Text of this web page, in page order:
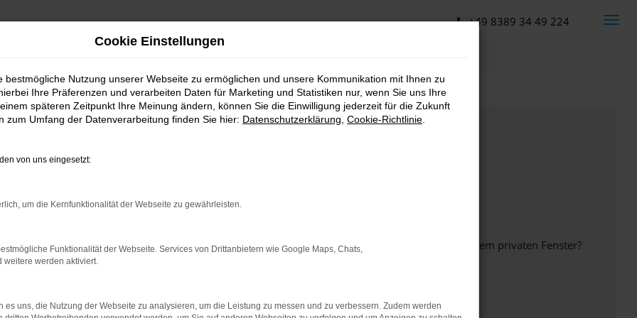
+49 8389 34 49 224
bestimmter Seiten verhindern. Funktioniert die Seite in einem anderen Browser oder in einem privaten Fenster?
beheben.
auf dem neuesten Stand sind.
Cookie Einstellungen
bestmögliche Nutzung unserer Webseite zu ermöglichen und unsere Kommunikation mit Ihnen zu
Ihre Präferenzen und verarbeiten Daten für Marketing und Statistiken nur, wenn Sie uns Ihre
späteren Zeitpunkt Ihre Meinung ändern, können Sie die Einwilligung jederzeit für die Zukunft
zum Umfang der Datenverarbeitung finden Sie hier: Datenschutzerklärung Cookie-Richtlinie
von uns eingesetzt:
um die Kernfunktionalität der Webseite zu gewährleisten.
Funktionalität der Webseite. Services von Drittanbietern wie Google Maps, Chats,
weitere werden aktiviert.
es uns, die Nutzung der Webseite zu analysieren, um die Leistung zu messen und zu verbessern. Zudem werden